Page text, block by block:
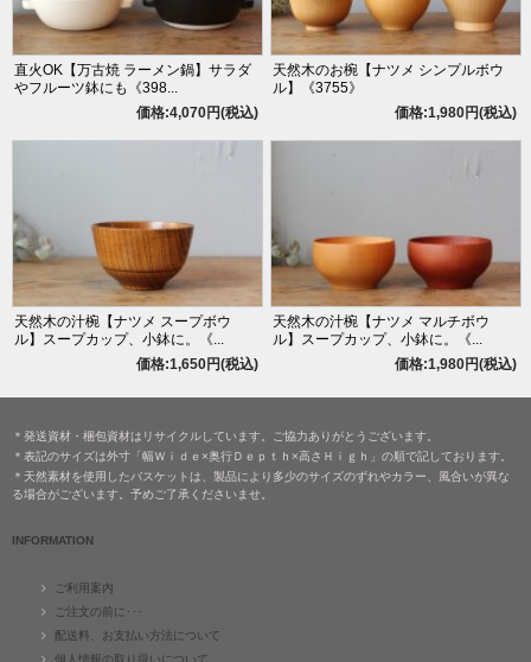
直火OK【万古焼 ラーメン鍋】サラダ
やフルーツ鉢にも《398...
価格:4,070円(税込)
天然木のお椀【ナツメ シンプルボウ
ル】《3755》
価格:1,980円(税込)
天然木の汁椀【ナツメ スープボウ
ル】スープカップ、小鉢に。《...
価格:1,650円(税込)
天然木の汁椀【ナツメ マルチボウ
ル】スープカップ、小鉢に。《...
価格:1,980円(税込)
＊発送資材・梱包資材はリサイクルしています。ご協力ありがとうございます。
＊表記のサイズは外寸「幅Ｗｉｄｅ×奥行Ｄｅｐｔｈ×高さＨｉｇｈ」の順で記しております。
＊天然素材を使用したバスケットは、製品により多少のサイズのずれやカラー、風合いが異な
る場合がございます。予めご了承くださいませ。
INFORMATION
ご利用案内
ご注文の前に･･･
配送料、お支払い方法について
個人情報の取り扱いについて